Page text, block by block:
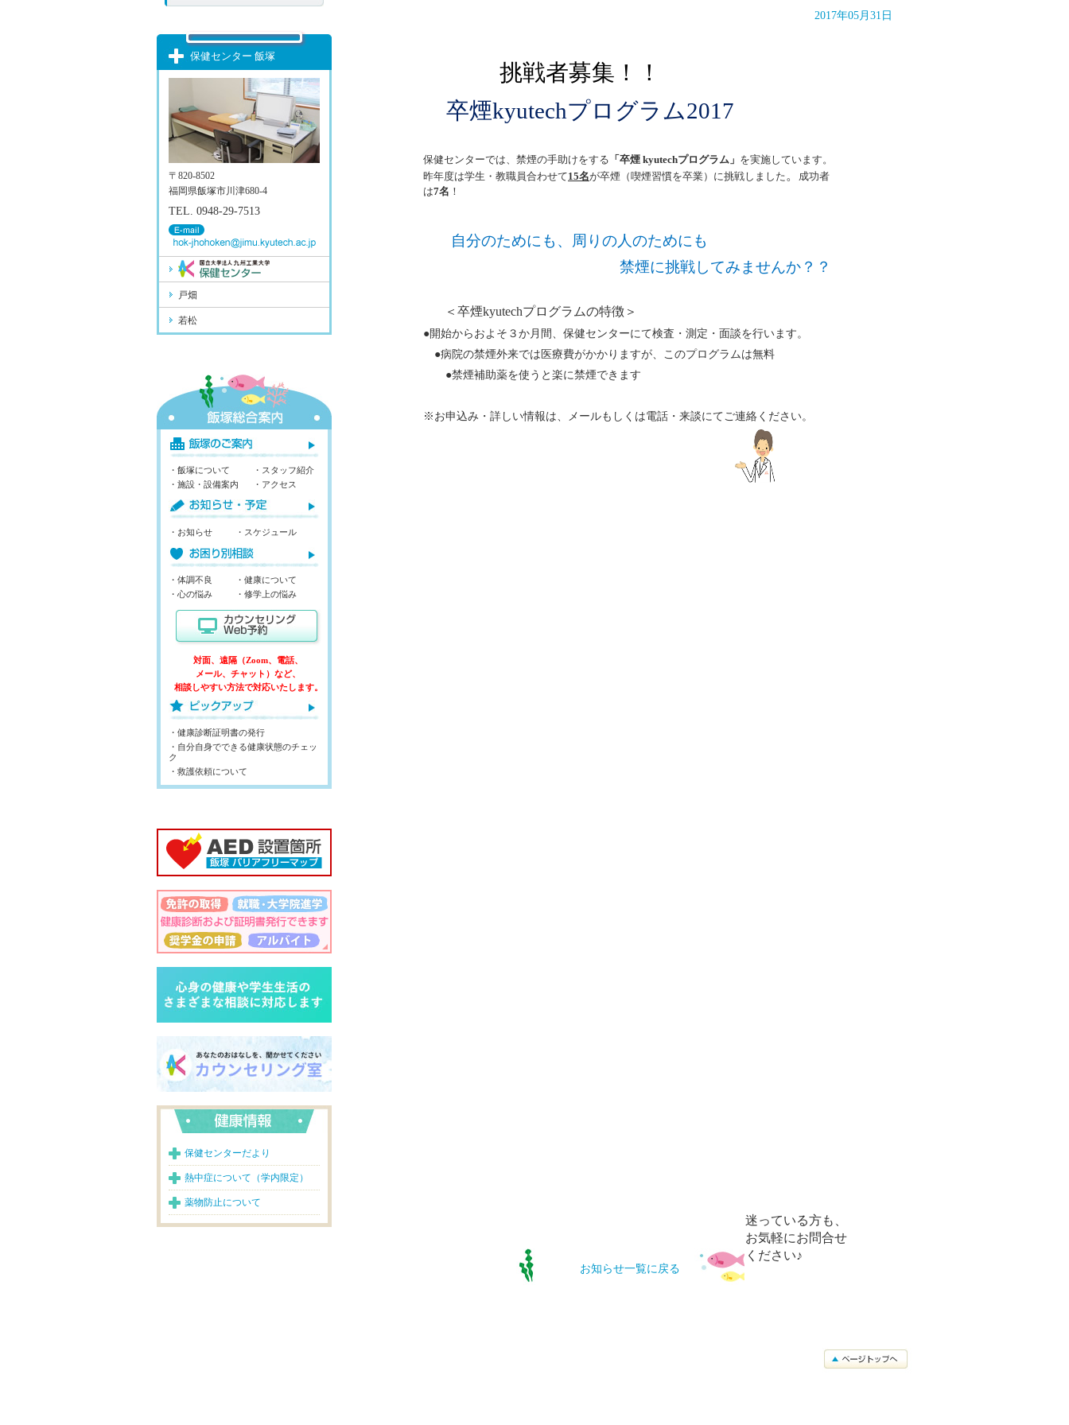
保健センター 飯塚
〒820-8502
福岡県飯塚市川津680-4
TEL. 0948-29-7513
戸畑
若松
・飯塚について
・スタッフ紹介
・施設・設備案内
・アクセス
・お知らせ ・スケジュール
・体調不良
・健康について
・心の悩み
・修学上の悩み
対面、遠隔（Zoom、電話、
メール、チャット）など、
相談しやすい方法で対応いたします。
・健康診断証明書の発行
・自分自身でできる健康状態のチェッ
ク
・救護依頼について
保健センターだより
熱中症について（学内限定）
薬物防止について
2017年05月31日
挑戦者募集！！
卒煙kyutechプログラム2017
保健センターでは、禁煙の手助けをする 「卒煙 kyutechプログラム」 を実施しています。
昨年度は学生・教職員合わせて15名が卒煙（喫煙習慣を卒業）に挑戦しました 。
成功者
は7名 ！
自分のためにも、周りの人のためにも
禁煙に挑戦してみませんか？？
＜卒煙kyutechプログラムの特徴＞
●開始からおよそ３か月間、保健センターにて検査・測定・面談を行います。
●病院の禁煙外来では医療費がかかりますが、このプログラムは無料
●禁煙補助薬を使うと楽に禁煙できます
※お申込み・詳しい情報は、 メールもしくは電話・来談にてご連絡ください。
迷っている方も、
お気軽にお問合せ
ください♪
お知らせ一覧に戻る